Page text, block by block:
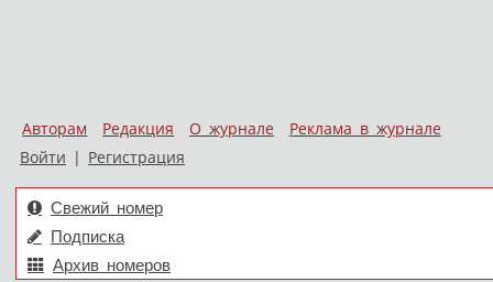
Авторам Редакция О журнале
Реклама в журнале
Войти | Регистрация
Свежий номер
Подписка
Архив номеров